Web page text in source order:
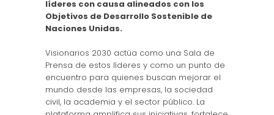
líderes con causa alineados con los
Objetivos de Desarrollo Sostenible de
Naciones Unidas.
Visionarios 2030 actúa como una Sala de
Prensa de estos líderes y como un punto de
encuentro para quienes buscan mejorar el
mundo desde las empresas, la sociedad
civil, la academia y el sector público. La